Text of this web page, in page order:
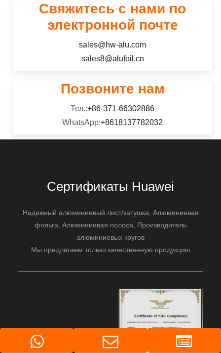
Свяжитесь с нами по
электронной почте
sales@hw-alu.com
sales8@alufoil.cn
Позвоните нам
Тел.:+86-371-66302886
WhatsApp:+8618137782032
Сертификаты Huawei
Надежный алюминиевый лист/катушка, Алюминиевая
фольга, Алюминиевая полоса, Производитель
алюминиевых кругов
Мы предлагаем только качественную продукцию